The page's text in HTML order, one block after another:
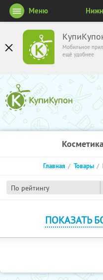
Мобильное
ещё удобнее
Меню
По рейтингу
Главная Товары
ПОКАЗАТЬ